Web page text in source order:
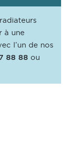
à une
l’un de nos
88 88 ou